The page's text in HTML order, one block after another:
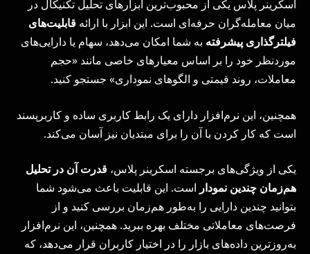
اسکرینر پلاس یکی از محبوب‌ترین ابزارهای تحلیل تکنیکال در
میان معامله‌گران حرفه‌ای است. این ابزار با ارائه قابلیت‌های
فیلترگذاری پیشرفته به شما امکان می‌دهد، سهام یا دارایی‌های
موردنظر خود را بر اساس معیارهای خاصی مانند «حجم
معاملات، روند قیمتی و الگوهای نموداری» جستجو کنید.
همچنین، این نرم‌افزار دارای یک رابط کاربری ساده و کاربرپسند
است که کار کردن با آن را برای مبتدیان نیز آسان می‌کند.
یکی از ویژگی‌های برجسته اسکرینر پلاس، قدرت آن در تحلیل
هم‌زمان چندین نمودار است. این قابلیت باعث می‌شود شما
بتوانید چندین دارایی را به‌طور هم‌زمان بررسی کنید و از
فرصت‌های معاملاتی مختلف بهره ببرید. همچنین، این نرم‌افزار
به‌روزترین داده‌های بازار را در اختیار کاربران قرار می‌دهد، که